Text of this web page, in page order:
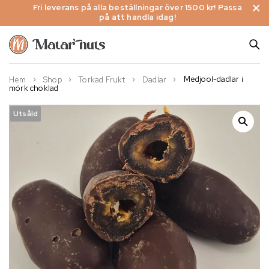
Fri leverans på alla beställningar över 1500 kr! Passa
på att handla idag!
Hem Shop Torkad Frukt Dadlar
Medjool-dadlar i
mörk choklad
Utsåld